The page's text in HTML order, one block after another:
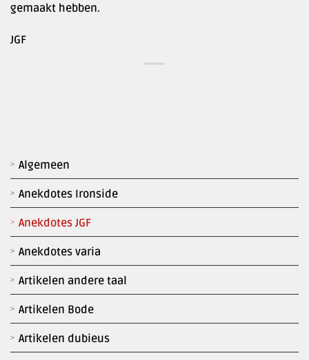
Algemeen
Anekdotes Ironside
Anekdotes JGF
Anekdotes varia
Artikelen andere taal
Artikelen Bode
Artikelen dubieus
gemaakt hebben.
JGF